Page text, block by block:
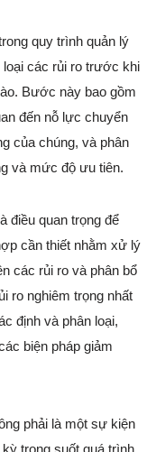
quy trình quản lý
loại các rủi ro trước khi
Bước này bao gồm
đến nỗ lực chuyển
của chúng, và phân
và mức độ ưu tiên.
điều quan trọng để
cần thiết nhằm xử lý
các rủi ro và phân bổ
ro nghiêm trọng nhất
định và phân loại,
biện pháp giảm
phải là một sự kiện
trong suốt quá trình